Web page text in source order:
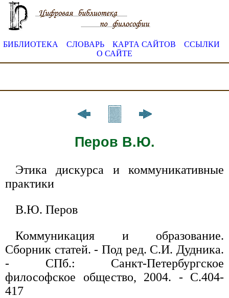
БИБЛИОТЕКА СЛОВАРЬ КАРТА САЙТОВ
ССЫЛКИ
О САЙТЕ
Перов В.Ю.
Этика дискурса и коммуникативные
практики
В.Ю. Перов
Коммуникация и образование.
Сборник статей. - Под ред. С.И. Дудника.
- СПб.: Санкт-Петербургское
философское общество, 2004. - С.404-
417